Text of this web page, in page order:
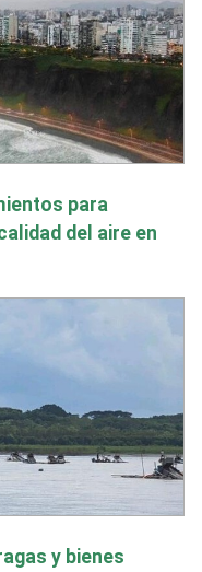
para
del aire en
y bienes